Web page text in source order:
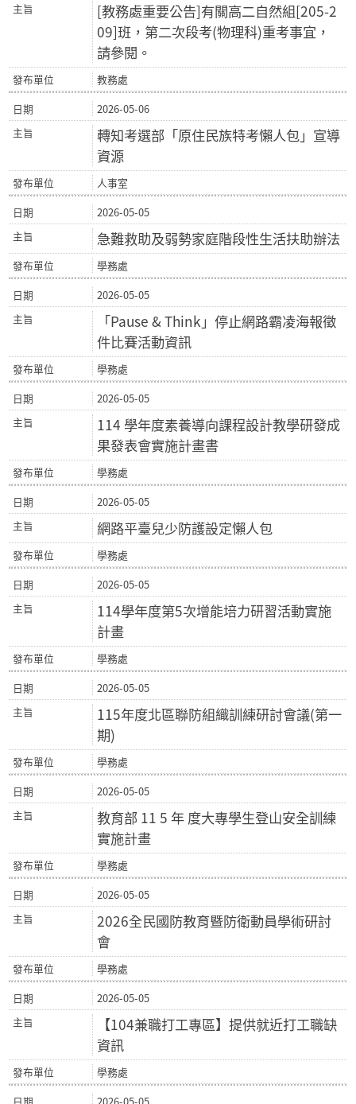
[教務處重要公告]有關高二自然組[205-2
09]班，第二次段考(物理科)重考事宜，
請參閱。
教務處
2026-05-06
轉知考選部「原住民族特考懶人包」宣導
資源
人事室
2026-05-05
急難救助及弱勢家庭階段性生活扶助辦法
學務處
2026-05-05
「Pause & Think」停止網路霸凌海報徵
件比賽活動資訊
學務處
2026-05-05
114 學年度素養導向課程設計教學研發成
果發表會實施計畫書
學務處
2026-05-05
網路平臺兒少防護設定懶人包
學務處
2026-05-05
114學年度第5次增能培力研習活動實施
計畫
學務處
2026-05-05
115年度北區聯防組織訓練研討會議(第一
期)
學務處
2026-05-05
教育部 11 5 年 度大專學生登山安全訓練
實施計畫
學務處
2026-05-05
2026全民國防教育暨防衛動員學術研討
會
學務處
2026-05-05
【104兼職打工專區】提供就近打工職缺
資訊
學務處